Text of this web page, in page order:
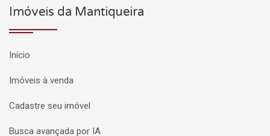
Imóveis da Mantiqueira
Início
Imóveis à venda
Cadastre seu imóvel
Busca avançada por IA